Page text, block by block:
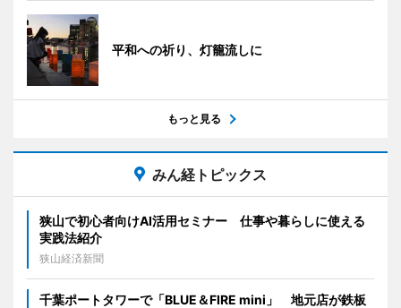
平和への祈り、灯籠流しに
もっと見る
みん経トピックス
狭山で初心者向けAI活用セミナー 仕事や暮らしに使える
実践法紹介
狭山経済新聞
千葉ポートタワーで「BLUE＆FIRE mini」 地元店が鉄板